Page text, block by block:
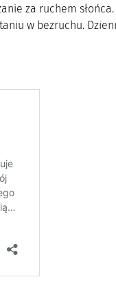
za ruchem
w bezruchu.